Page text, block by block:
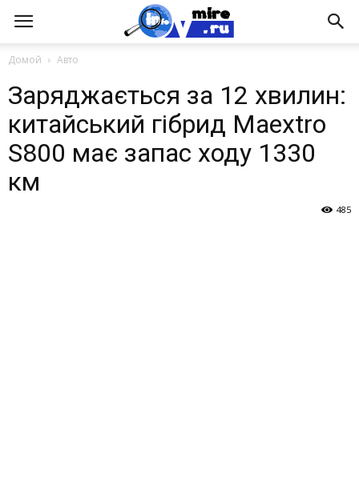
Домой Авто
Заряджається за 12 хвилин:
китайський гібрид Maextro
S800 має запас ходу 1330
км
485